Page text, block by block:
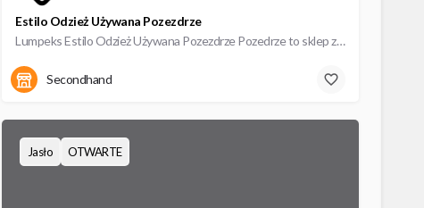
Estilo Odzież Używana Pozezdrze
Lumpeks Estilo Odzież Używana Pozezdrze Pozedrze to sklep z odzieżą używaną przy ulicy Węgorzewska 1. W…
Secondhand
Jasło OTWARTE